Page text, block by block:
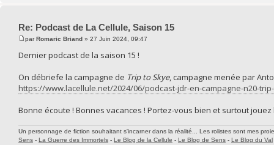
Re: Podcast de La Cellule, Saison 15
parRomaric Briand » 27 Juin 2024, 09:47
Dernier podcast de la saison 15 !
On débriefe la campagne de Trip to Skye, campagne menée par
https://www.lacellule.net/2024/06/podcast-jdr-en-campagne-n20-
Bonne écoute ! Bonnes vacances ! Portez-vous bien et surtout jouez
Un personnage de fiction souhaitant s'incarner dans la réalité... Les rolistes sont mes
Sens - La Guerre des Immortels - Le Blog de la Cellule - Le Blog de Sens - Le Blog du Val